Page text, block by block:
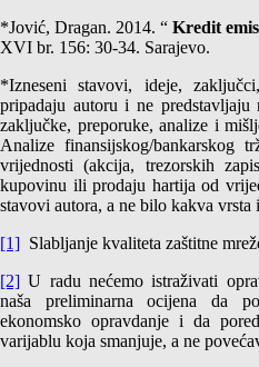
*Jović, Dragan. 2014. “ Kredit
XVI br. 156: 30-34. Sarajevo.
*Izneseni stavovi, ideje,
pripadaju autoru i ne
zaključke, preporuke, analize i
Analize finansijskog/bankarskog
vrijednosti (akcija, trezorskih
kupovinu ili prodaju hartija od
stavovi autora, a ne bilo kakva vrsta
[1] Slabljanje kvaliteta zaštitne
[2] U radu nećemo istraživati
naša preliminarna ocijena da
ekonomsko opravdanje i da
varijablu koja smanjuje, a ne